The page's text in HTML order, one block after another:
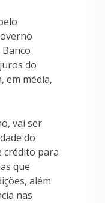
do
em média,
vai ser
do
crédito para
que
além
nas